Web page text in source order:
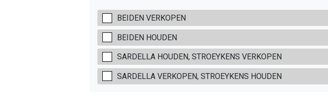
BEIDEN VERKOPEN
BEIDEN HOUDEN
SARDELLA HOUDEN, STROEYKENS VERKOPEN
SARDELLA VERKOPEN, STROEYKENS HOUDEN